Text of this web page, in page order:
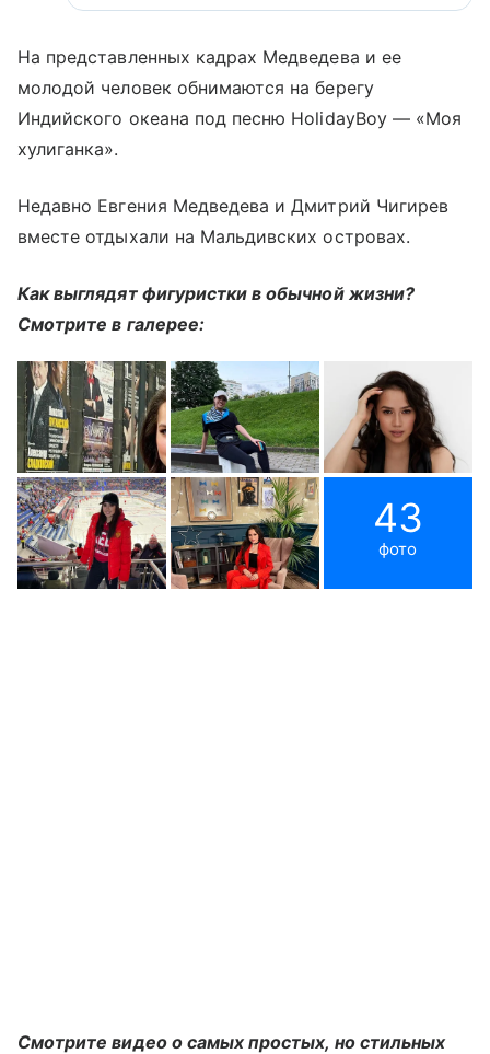
На представленных кадрах Медведева и ее
молодой человек обнимаются на берегу
Индийского океана под песню HolidayBoy — «Моя
хулиганка».
Недавно Евгения Медведева и Дмитрий Чигирев
вместе отдыхали на Мальдивских островах.
Как выглядят фигуристки в обычной жизни?
Смотрите в галерее:
43
фото
Смотрите видео о самых простых, но стильных